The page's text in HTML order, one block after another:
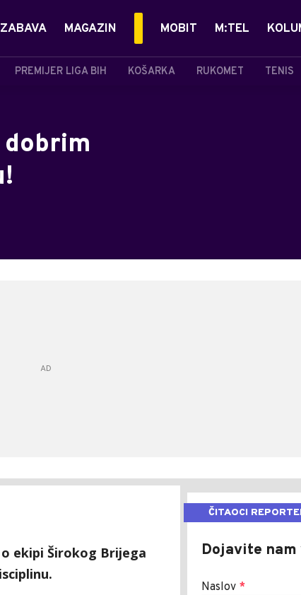
PREMIJER LIGA BIH KOŠARKA RUKOMET TENIS
ZABAVA MAGAZIN MOBIT M:TEL
ekipi Širokog Brijega
ČITAOCI
Dojavite
Naslov *